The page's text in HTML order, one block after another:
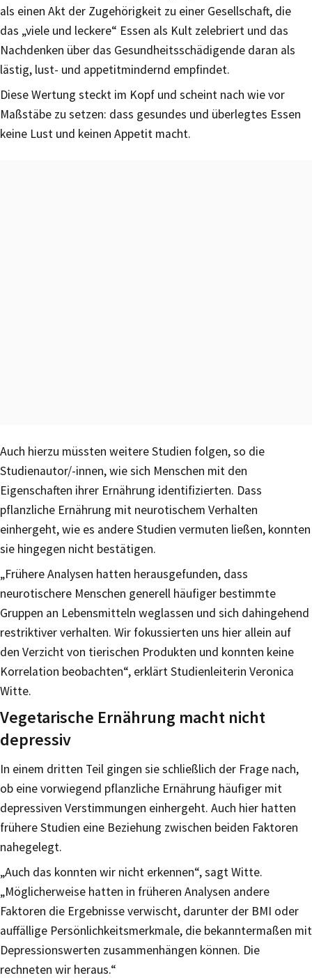
als einen Akt der Zugehörigkeit zu einer Gesellschaft, die
das „viele und leckere“ Essen als Kult zelebriert und das
Nachdenken über das Gesundheitsschädigende daran als
lästig, lust- und appetitmindernd empfindet.
Diese Wertung steckt im Kopf und scheint nach wie vor
Maßstäbe zu setzen: dass gesundes und überlegtes Essen
keine Lust und keinen Appetit macht.
Auch hierzu müssten weitere Studien folgen, so die
Studienautor/-innen, wie sich Menschen mit den
Eigenschaften ihrer Ernährung identifizierten. Dass
pflanzliche Ernährung mit neurotischem Verhalten
einhergeht, wie es andere Studien vermuten ließen, konnten
sie hingegen nicht bestätigen.
„Frühere Analysen hatten herausgefunden, dass
neurotischere Menschen generell häufiger bestimmte
Gruppen an Lebensmitteln weglassen und sich dahingehend
restriktiver verhalten. Wir fokussierten uns hier allein auf
den Verzicht von tierischen Produkten und konnten keine
Korrelation beobachten“, erklärt Studienleiterin Veronica
Witte.
Vegetarische Ernährung macht nicht
depressiv
In einem dritten Teil gingen sie schließlich der Frage nach,
ob eine vorwiegend pflanzliche Ernährung häufiger mit
depressiven Verstimmungen einhergeht. Auch hier hatten
frühere Studien eine Beziehung zwischen beiden Faktoren
nahegelegt.
„Auch das konnten wir nicht erkennen“, sagt Witte.
„Möglicherweise hatten in früheren Analysen andere
Faktoren die Ergebnisse verwischt, darunter der BMI oder
auffällige Persönlichkeitsmerkmale, die bekanntermaßen mit
Depressionswerten zusammenhängen können. Die
rechneten wir heraus.“